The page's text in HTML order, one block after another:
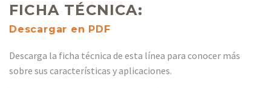
FICHA TÉCNICA:
Descargar en PDF
Descarga la ficha técnica de esta línea para conocer más
sobre sus características y aplicaciones.